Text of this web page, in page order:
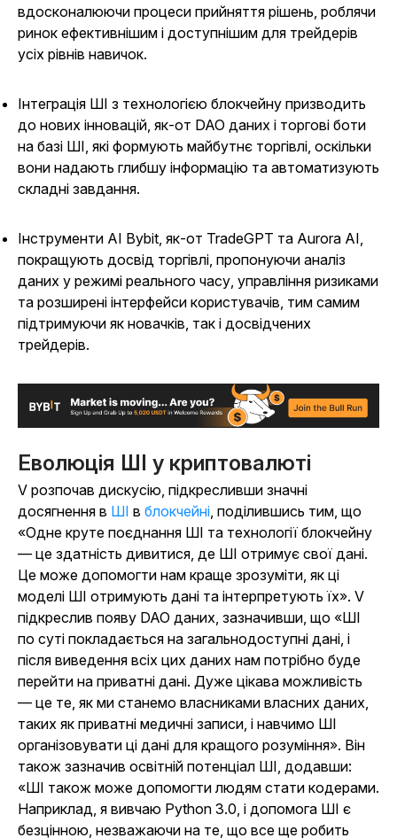
вдосконалюючи процеси прийняття рішень, роблячи
ринок ефективнішим і доступнішим для трейдерів
усіх рівнів навичок.
Інтеграція ШІ з технологією блокчейну призводить
до нових інновацій, як-от DAO даних і торгові боти
на базі ШІ, які формують майбутнє торгівлі, оскільки
вони надають глибшу інформацію та автоматизують
складні завдання.
Інструменти AI Bybit, як-от TradeGPT та Aurora AI,
покращують досвід торгівлі, пропонуючи аналіз
даних у режимі реального часу, управління ризиками
та розширені інтерфейси користувачів, тим самим
підтримуючи як новачків, так і досвідчених
трейдерів.
Еволюція ШІ у криптовалюті
V розпочав дискусію, підкресливши значні
досягнення в ШІ в блокчейні, поділившись тим, що
«Одне круте поєднання ШІ та технології блокчейну
— це здатність дивитися, де ШІ отримує свої дані.
Це може допомогти нам краще зрозуміти, як ці
моделі ШІ отримують дані та інтерпретують їх». V
підкреслив появу DAO даних, зазначивши, що «ШІ
по суті покладається на загальнодоступні дані, і
після виведення всіх цих даних нам потрібно буде
перейти на приватні дані. Дуже цікава можливість
— це те, як ми станемо власниками власних даних,
таких як приватні медичні записи, і навчимо ШІ
організовувати ці дані для кращого розуміння». Він
також зазначив освітній потенціал ШІ, додавши:
«ШІ також може допомогти людям стати кодерами.
Наприклад, я вивчаю Python 3.0, і допомога ШІ є
безцінною, незважаючи на те, що все ще робить